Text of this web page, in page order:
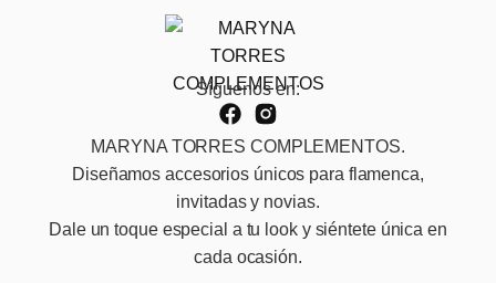
Síguenos en:
MARYNA TORRES COMPLEMENTOS.
Diseñamos accesorios únicos para flamenca,
invitadas y novias.
Dale un toque especial a tu look y siéntete única en
cada ocasión.